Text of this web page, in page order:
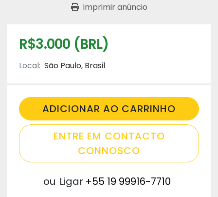
Imprimir anúncio
R$3.000 (BRL)
Local: São Paulo, Brasil
ADICIONAR AO CARRINHO
ENTRE EM CONTACTO
CONNOSCO
ou Ligar +55 19 99916-7710